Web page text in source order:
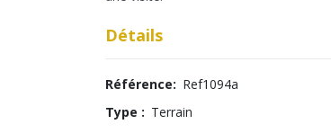
Détails
Référence: Ref1094a
Type : Terrain